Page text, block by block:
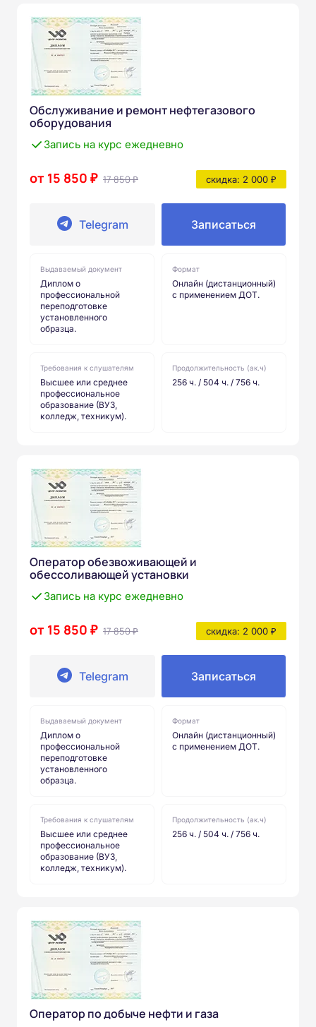
Обслуживание и ремонт нефтегазового
оборудования
Запись на курс ежедневно
от 15 850 ₽ 17 850 ₽ скидка: 2 000 ₽
Telegram Записаться
Выдаваемый документ
Диплом о
профессиональной
переподготовке
установленного
образца.
Формат
Онлайн (дистанционный)
с применением ДОТ.
Требования к слушателям
Высшее или среднее
профессиональное
образование (ВУЗ,
колледж, техникум).
Продолжительность (ак.ч)
256 ч. / 504 ч. / 756 ч.
Оператор обезвоживающей и
обессоливающей установки
Запись на курс ежедневно
от 15 850 ₽ 17 850 ₽ скидка: 2 000 ₽
Telegram Записаться
Выдаваемый документ
Диплом о
профессиональной
переподготовке
установленного
образца.
Формат
Онлайн (дистанционный)
с применением ДОТ.
Требования к слушателям
Высшее или среднее
профессиональное
образование (ВУЗ,
колледж, техникум).
Продолжительность (ак.ч)
256 ч. / 504 ч. / 756 ч.
Оператор по добыче нефти и газа